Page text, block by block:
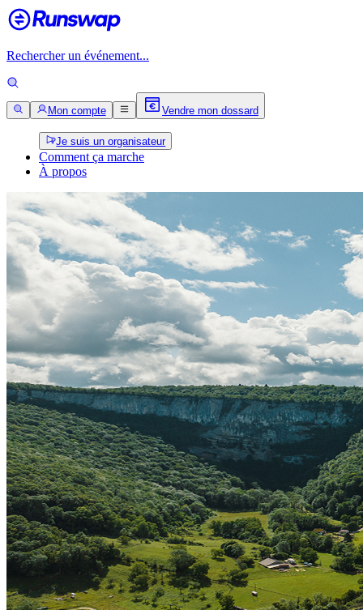
Rechercher un événement...
Mon compte Vendre mon dossard
Je suis un organisateur
Comment ça marche
À propos